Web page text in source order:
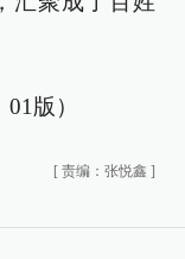
版）
[ 责编：张悦鑫 ]